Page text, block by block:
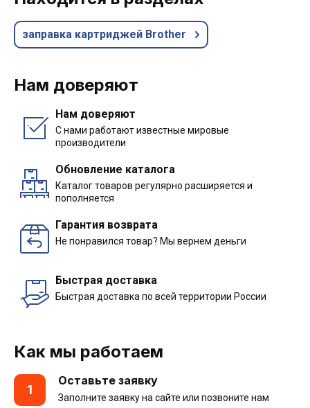
заправка картриджей Brother
Нам доверяют
Нам доверяют
С нами работают известные мировые
производители
Обновление каталога
Каталог товаров регулярно расширяется и
пополняется
Гарантия возврата
Не понравился товар? Мы вернем деньги
Быстрая доставка
Быстрая доставка по всей территории России
Как мы работаем
1
Оставьте заявку
Заполните заявку на сайте или позвоните нам